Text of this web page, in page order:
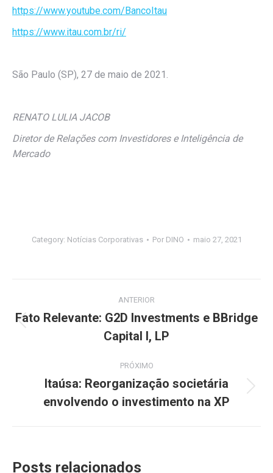
https://www.youtube.com/BancoItau
https://www.itau.com.br/ri/
São Paulo (SP), 27 de maio de 2021.
RENATO LULIA JACOB
Diretor de Relações com Investidores e Inteligência de
Mercado
Category: Notícias Corporativas Por DINO maio 27, 2021
de
ANTERIOR
anterior:
Fato Relevante: G2D Investments e BBridge
Capital I, LP
PRÓXIMO
Próximo
post:
Itaúsa: Reorganização societária
envolvendo o investimento na XP
Posts relacionados